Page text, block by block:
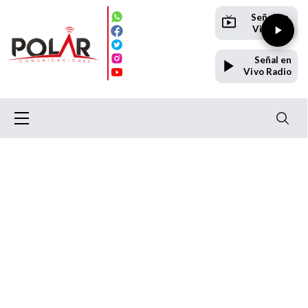
Señal en
Vivo TV
Señal en
Vivo Radio